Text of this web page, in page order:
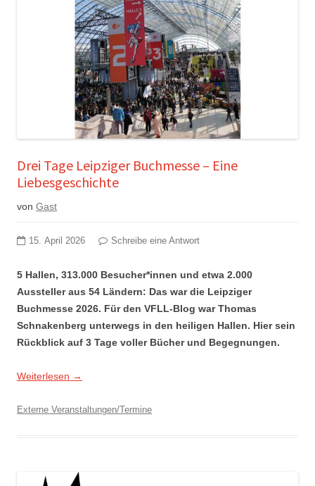
Drei Tage Leipziger Buchmesse – Eine
Liebesgeschichte
von Gast
15. April 2026 Schreibe eine Antwort
5 Hallen, 313.000 Besucher*innen und etwa 2.000
Aussteller aus 54 Ländern: Das war die Leipziger
Buchmesse 2026. Für den VFLL-Blog war Thomas
Schnakenberg unterwegs in den heiligen Hallen. Hier sein
Rückblick auf 3 Tage voller Bücher und Begegnungen.
Weiterlesen →
Externe Veranstaltungen/Termine